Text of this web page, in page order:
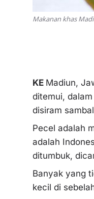
Makanan khas
KE Madiun,
ditemui,
disiram
Pecel adalah
adalah
ditumbuk,
Banyak yang
kecil di